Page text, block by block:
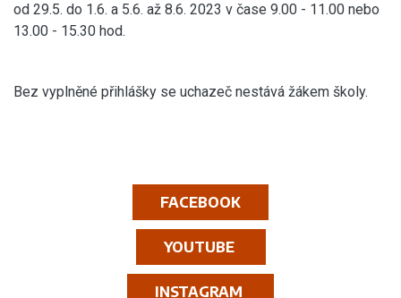
FACEBOOK
YOUTUBE
INSTAGRAM
od 29.5. do 1.6. a 5.6. až 8.6. 2023 v čase 9.00 - 11.00 nebo
13.00 - 15.30 hod.
Bez vyplněné přihlášky se uchazeč nestává žákem školy.